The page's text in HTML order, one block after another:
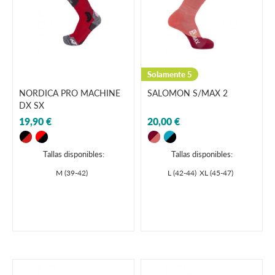
NORDICA PRO MACHINE
DX SX
19,90 €
Tallas disponibles:
M (39-42)
Solamente 5
SALOMON S/MAX 2
20,00 €
Tallas disponibles:
L (42-44) XL (45-47)